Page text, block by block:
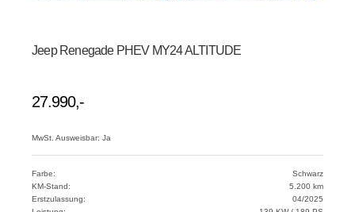
Jeep Renegade PHEV MY24 ALTITUDE
27.990,-
MwSt. Ausweisbar: Ja
Farbe:
Schwarz
KM-Stand:
5.200 km
Erstzulassung:
04/2025